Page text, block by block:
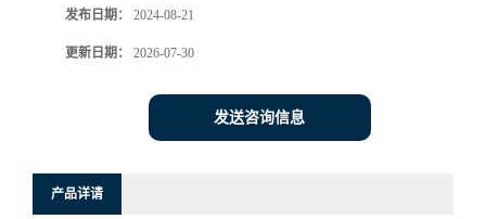
发布日期： 2024-08-21
更新日期： 2026-07-30
发送咨询信息
产品详请